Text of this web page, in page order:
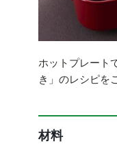
ホットプレート
き」のレシピを
材料